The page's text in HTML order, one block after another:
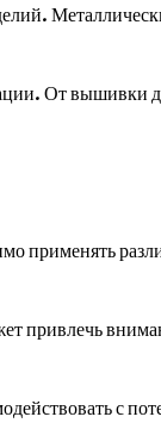
От вышивки
применять
привлечь
с